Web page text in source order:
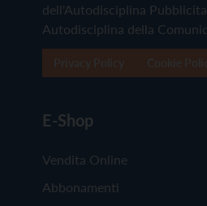
dell'Autodisciplina
Autodisciplina della
E-Shop
Vendita Online
Abbonamenti